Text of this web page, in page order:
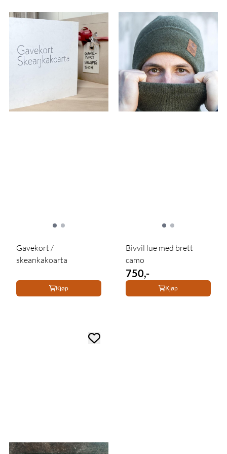
Gavekort /
skeankakoarta
Kjøp
Bivvil lue med brett
camo
750,-
Kjøp